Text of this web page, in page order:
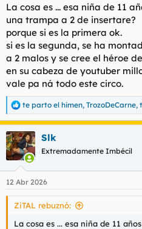
:
La cosa es ... esa niña de 11
una trampa a 2 de insertare?
porque si es la primera ok.
si es la segunda, se ha
a 2 malos y se cree el héroe
en su cabeza de youtuber
vale pa ná todo este circo.
R
e
a
c
c
i
e
s
te parto el himen, TrozoDeCarne,
Slk
Extremadamente Imbécil
12 Abr 2026
ZiTAL rebuznó:
La cosa es ... esa niña de 11